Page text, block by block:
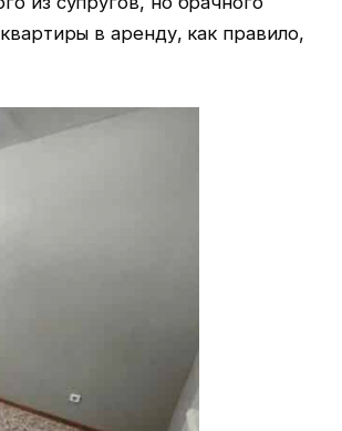
в аренду, как правило,